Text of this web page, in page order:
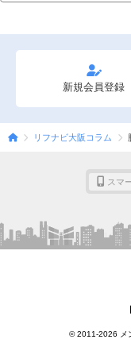
新規会員登録
リフナビ大阪コラム
スマ
© 2011-2026 メ